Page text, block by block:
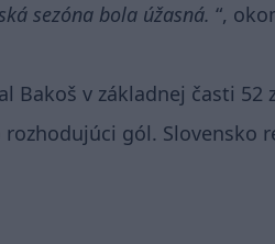
sezóna bola úžasná. ,
Bakoš v základnej časti
gól. Slovensko